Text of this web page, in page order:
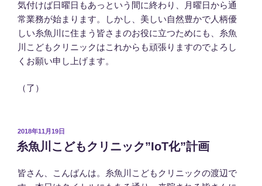
気付けば日曜日もあっという間に終わり、月曜日から通
常業務が始まります。しかし、美しい自然豊かで人柄優
しい糸魚川に住まう皆さまのお役に立つためにも、糸魚
川こどもクリニックはこれからも頑張りますのでよろし
くお願い申し上げます。
（了）
投
稿
日:
2018年11月19日
糸魚川こどもクリニック”IoT化”計画
皆さん、こんばんは。糸魚川こどもクリニックの渡辺で